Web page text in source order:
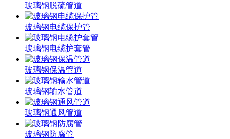
玻璃钢脱硫管道
玻璃钢电缆保护管
玻璃钢电缆护套管
玻璃钢保温管道
玻璃钢输水管道
玻璃钢通风管道
玻璃钢防腐管